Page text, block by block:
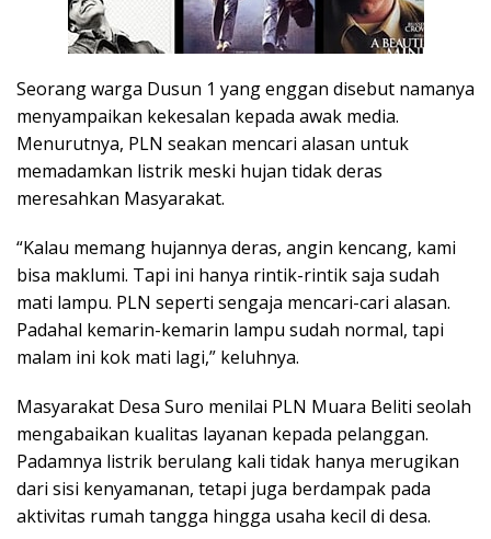
Seorang warga Dusun 1 yang enggan disebut namanya
menyampaikan kekesalan kepada awak media.
Menurutnya, PLN seakan mencari alasan untuk
memadamkan listrik meski hujan tidak deras
meresahkan Masyarakat.
“Kalau memang hujannya deras, angin kencang, kami
bisa maklumi. Tapi ini hanya rintik-rintik saja sudah
mati lampu. PLN seperti sengaja mencari-cari alasan.
Padahal kemarin-kemarin lampu sudah normal, tapi
malam ini kok mati lagi,” keluhnya.
Masyarakat Desa Suro menilai PLN Muara Beliti seolah
mengabaikan kualitas layanan kepada pelanggan.
Padamnya listrik berulang kali tidak hanya merugikan
dari sisi kenyamanan, tetapi juga berdampak pada
aktivitas rumah tangga hingga usaha kecil di desa.